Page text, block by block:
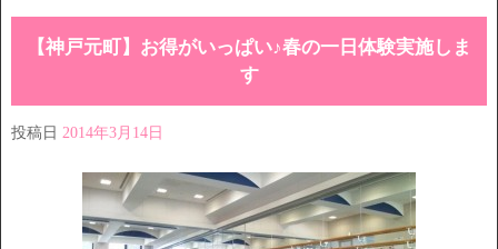
【神戸元町】お得がいっぱい♪春の一日体験実施しま
す
投稿日 2014年3月14日